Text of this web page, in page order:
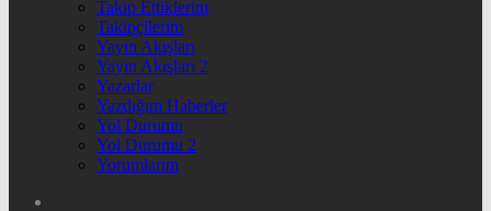
Takip Ettiklerim
Takipçilerim
Yayın Akışları
Yayın Akışları 2
Yazarlar
Yazdığım Haberler
Yol Durumu
Yol Durumu 2
Yorumlarım